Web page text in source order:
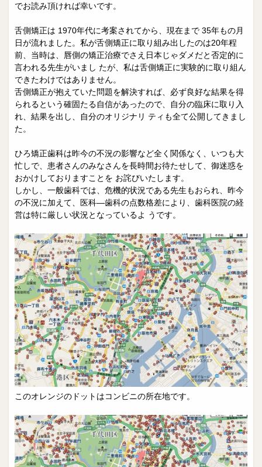
でお読み頂ければ幸いです。
舌側矯正は 1970年代に考案されてから、現在まで 35年もの月
日が流れました。私が舌側矯正に取り組み出したのは20年程
前、当時は、唇側の矯正治療でさえ日本じゃダメだと否定的に
言われる先生がいまし たが、私は舌側矯正に実験的に取り組ん
できたわけではありません。
舌側矯正が抱えていた問題を解決すれば、必ず良好な結果を得
られるという確固たる自信があったので、自分の臨床に取り入
れ、結果を出し、自分のオリジナリ ティも全て公開してきまし
た。
ひろ矯正歯科は昨今の不況の影響など全く関係なく、いつも大
忙しで、患者さんのみなさんを長時間お待たせして、御迷惑を
おかけしておりますことを お詫びいたします。
しかし、一般歯科では、危機的状況である先生もおられ、昨今
の不況に加えて、医科―歯科の点数格差により、歯科医院の経
営は特に厳しい状況となっているよ うです。
このオレンジのドットはコンビニの所在地です。